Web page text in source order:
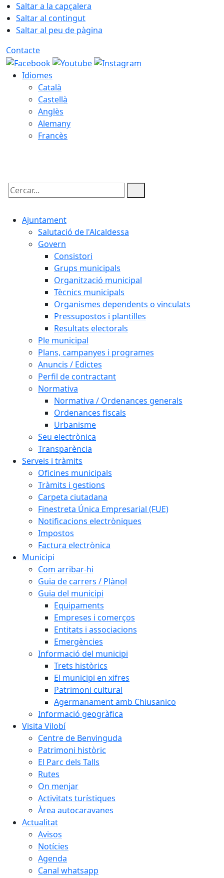
Saltar a la capçalera
Saltar al contingut
Saltar al peu de pàgina
Contacte
Idiomes
Català
Castellà
Anglès
Alemany
Francès
Cercar:
Ajuntament
Salutació de l'Alcaldessa
Govern
Consistori
Grups municipals
Organització municipal
Tècnics municipals
Organismes dependents o vinculats
Pressupostos i plantilles
Resultats electorals
Ple municipal
Plans, campanyes i programes
Anuncis / Edictes
Perfil de contractant
Normativa
Normativa / Ordenances generals
Ordenances fiscals
Urbanisme
Seu electrònica
Transparència
Serveis i tràmits
Oficines municipals
Tràmits i gestions
Carpeta ciutadana
Finestreta Única Empresarial (FUE)
Notificacions electròniques
Impostos
Factura electrònica
Municipi
Com arribar-hi
Guia de carrers / Plànol
Guia del municipi
Equipaments
Empreses i comerços
Entitats i associacions
Emergències
Informació del municipi
Trets històrics
El municipi en xifres
Patrimoni cultural
Agermanament amb Chiusanico
Informació geogràfica
Visita Vilobí
Centre de Benvinguda
Patrimoni històric
El Parc dels Talls
Rutes
On menjar
Activitats turístiques
Àrea autocaravanes
Actualitat
Avisos
Notícies
Agenda
Canal whatsapp